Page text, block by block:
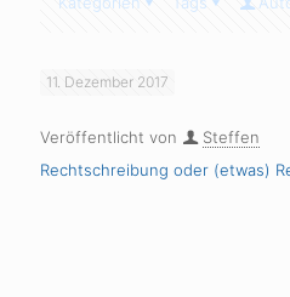
11. Dezember 2017
Veröffentlicht von
Steffen
Rechtschreibung oder (etwas)